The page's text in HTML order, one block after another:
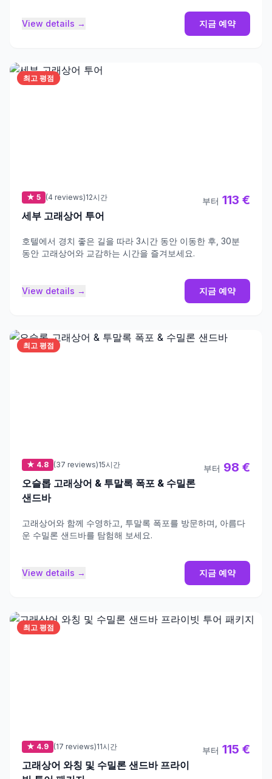
View details → 지금 예약
최고 평점
★ 5 (4 reviews)12시간
세부 고래상어 투어
부터 113 €
호텔에서 경치 좋은 길을 따라 3시간 동안 이동한 후, 30분
동안 고래상어와 교감하는 시간을 즐겨보세요.
View details → 지금 예약
최고 평점
★ 4.8 (37 reviews)15시간
오슬롭 고래상어 & 투말록 폭포 & 수밀론
샌드바
부터 98 €
고래상어와 함께 수영하고, 투말록 폭포를 방문하며, 아름다
운 수밀론 샌드바를 탐험해 보세요.
View details → 지금 예약
최고 평점
★ 4.9 (17 reviews)11시간
고래상어 와칭 및 수밀론 샌드바 프라이
부터 115 €